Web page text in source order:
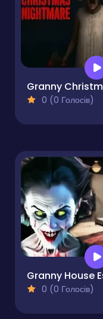
0 (0 Голосів)
0 (0 Голосів)